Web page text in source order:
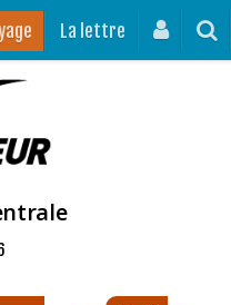
La lettre